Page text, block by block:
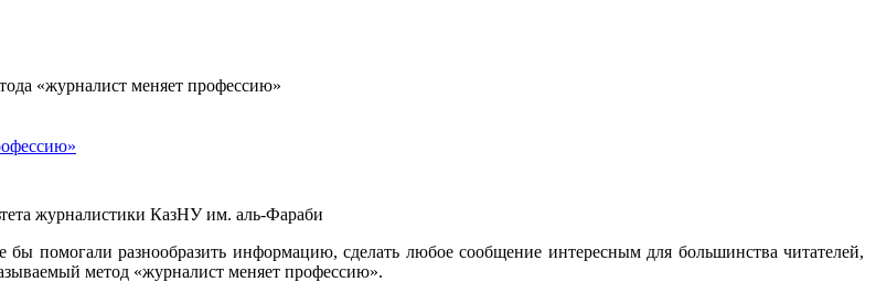
«журналист меняет профессию»
журналистики КазНУ им. аль-Фараби
помогали разнообразить информацию, сделать любое сообщение интересным для большинства читателей,
метод «журналист меняет профессию».